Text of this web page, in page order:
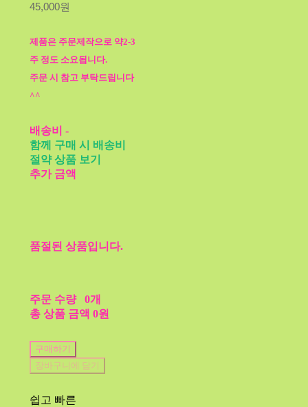
45,000원
제품은 주문제작으로 약2-3
주 정도 소요됩니다.
주문 시 참고 부탁드립니다
^^
배송비 -
함께 구매 시 배송비
절약 상품 보기
추가 금액
품절된 상품입니다.
주문 수량
0개
총 상품 금액 0원
구매하기
장바구니에 담기
쉽고 빠른